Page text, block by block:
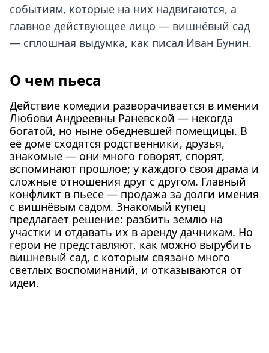
событиям, которые на них надвигаются, а
главное действующее лицо — вишнёвый сад
— сплошная выдумка, как писал Иван Бунин.
О чем пьеса
Действие комедии разворачивается в имении
Любови Андреевны Раневской — некогда
богатой, но ныне обедневшей помещицы. В
её доме сходятся родственники, друзья,
знакомые — они много говорят, спорят,
вспоминают прошлое; у каждого своя драма и
сложные отношения друг с другом. Главный
конфликт в пьесе — продажа за долги имения
с вишнёвым садом. Знакомый купец
предлагает решение: разбить землю на
участки и отдавать их в аренду дачникам. Но
герои не представляют, как можно вырубить
вишнёвый сад, с которым связано много
светлых воспоминаний, и отказываются от
идеи.